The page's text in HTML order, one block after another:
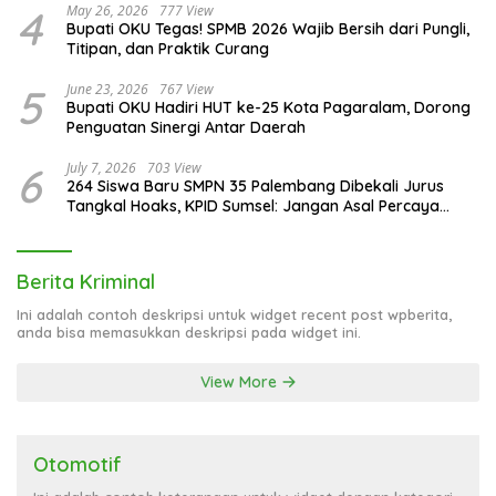
4 May 26, 2026 777 View
Bupati OKU Tegas! SPMB 2026 Wajib Bersih dari Pungli,
Titipan, dan Praktik Curang
5 June 23, 2026 767 View
Bupati OKU Hadiri HUT ke-25 Kota Pagaralam, Dorong
Penguatan Sinergi Antar Daerah
6 July 7, 2026 703 View
264 Siswa Baru SMPN 35 Palembang Dibekali Jurus
Tangkal Hoaks, KPID Sumsel: Jangan Asal Percaya
Berita Kriminal
Ini adalah contoh deskripsi untuk widget recent post wpberita,
anda bisa memasukkan deskripsi pada widget ini.
View More
Otomotif